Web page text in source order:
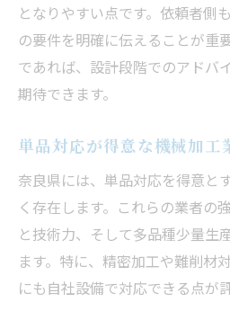
となりやすい点です。依頼者側
の要件を明確に伝えることが重
であれば、設計段階でのアドバ
期待できます。
単品対応が得意な機械加工
奈良県には、単品対応を得意と
く存在します。これらの業者の
と技術力、そして多品種少量生
ます。特に、精密加工や難削材
にも自社設備で対応できる点が